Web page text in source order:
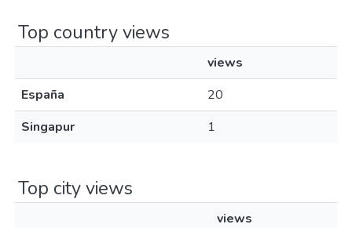
Top country views
views
España
20
Singapur
1
Top city views
views